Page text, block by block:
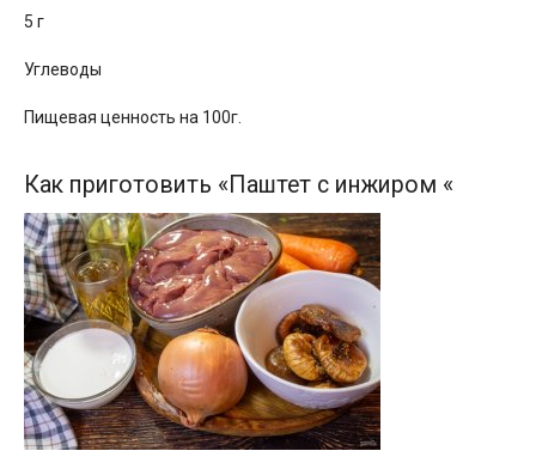
5 г
Углеводы
Пищевая ценность на 100г.
Как приготовить «Паштет с инжиром «